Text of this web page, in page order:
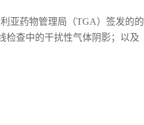
亚药物管理局（TGA）签发的的
检查中的干扰性气体阴影；以及